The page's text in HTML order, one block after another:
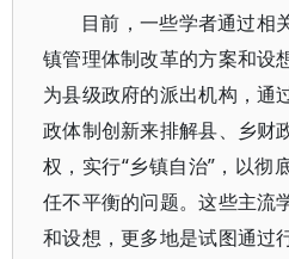
目前，一些学者通过相
镇管理体制改革的方案和设
为县级政府的派出机构，通
政体制创新来排解县、乡财
权，实行“乡镇自治”，以彻
任不平衡的问题。这些主流
和设想，更多地是试图通过